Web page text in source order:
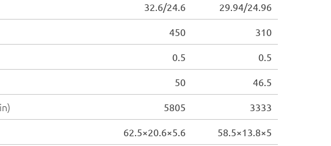
32.6/24.6 29.94/24.96
450 310
0.5 0.5
50 46.5
5805 3333
62.5×20.6×5.6 58.5×13.8×5